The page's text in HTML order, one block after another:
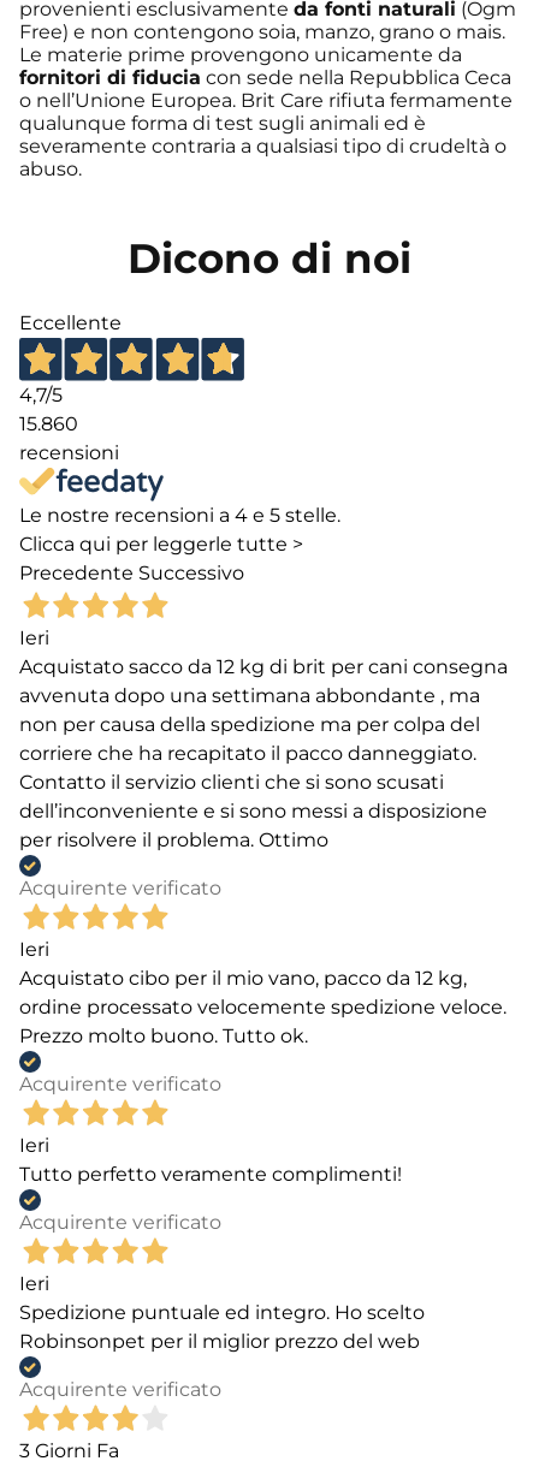
provenienti esclusivamente da fonti naturali (Ogm
Free) e non contengono soia, manzo, grano o mais.
Le materie prime provengono unicamente da
fornitori di fiducia con sede nella Repubblica Ceca
o nell’Unione Europea. Brit Care rifiuta fermamente
qualunque forma di test sugli animali ed è
severamente contraria a qualsiasi tipo di crudeltà o
abuso.
Dicono di noi
Eccellente
4,7/5
15.860
recensioni
Le nostre recensioni a 4 e 5 stelle.
Clicca qui per leggerle tutte >
Precedente Successivo
Ieri
Acquistato sacco da 12 kg di brit per cani consegna
avvenuta dopo una settimana abbondante , ma
non per causa della spedizione ma per colpa del
corriere che ha recapitato il pacco danneggiato.
Contatto il servizio clienti che si sono scusati
dell’inconveniente e si sono messi a disposizione
per risolvere il problema. Ottimo
Acquirente verificato
Ieri
Acquistato cibo per il mio vano, pacco da 12 kg,
ordine processato velocemente spedizione veloce.
Prezzo molto buono. Tutto ok.
Acquirente verificato
Ieri
Tutto perfetto veramente complimenti!
Acquirente verificato
Ieri
Spedizione puntuale ed integro. Ho scelto
Robinsonpet per il miglior prezzo del web
Acquirente verificato
3 Giorni Fa